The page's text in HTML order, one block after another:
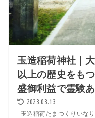
玉造稲荷神社｜
以上の歴史をも
盛御利益で霊験
2023.03.13
玉造稲荷たまつくりいな